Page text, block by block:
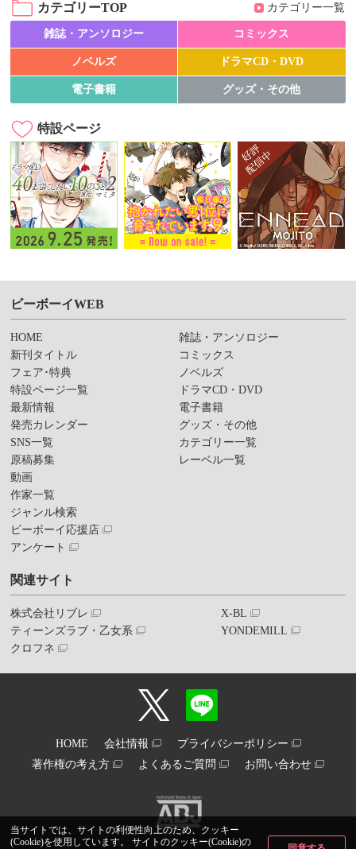
当サイトでは、サイトの利便性向上のため、クッキー
(Cookie)を使用しています。 サイトのクッキー(Cookie)の
カテゴリーTOP カテゴリー一覧
雑誌・アンソロジー コミックス
ノベルズ ドラマCD・DVD
電子書籍 グッズ・その他
特設ページ
ビーボーイWEB
HOME
新刊タイトル
フェア･特典
特設ページ一覧
最新情報
発売カレンダー
SNS一覧
原稿募集
動画
作家一覧
ジャンル検索
ビーボーイ応援店
アンケート
雑誌・アンソロジー
コミックス
ノベルズ
ドラマCD・DVD
電子書籍
グッズ・その他
カテゴリー一覧
レーベル一覧
関連サイト
株式会社リブレ
ティーンズラブ・乙女系
クロフネ
X-BL
YONDEMILL
HOME 会社情報
プライバシーポリシー
著作権の考え方
よくあるご質問 お問い合わせ